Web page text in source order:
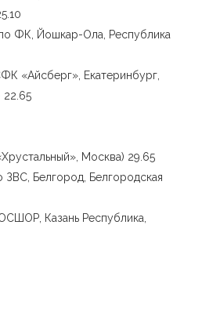
ФК, Йошкар-Ола, Республика
«Айсберг», Екатеринбург,
22.65
Москва) 29.65
Белгород, Белгородская
Казань Республика,